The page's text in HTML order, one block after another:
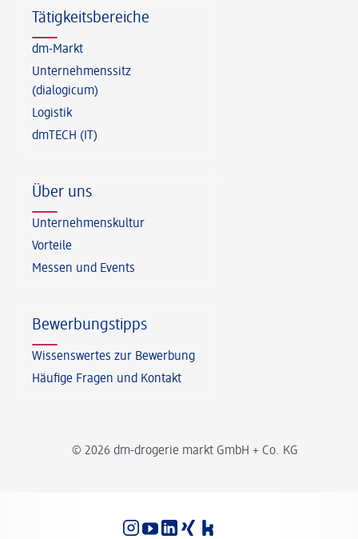
© 2026 dm-drogerie markt GmbH + Co. KG
Tätigkeitsbereiche
dm-Markt
Unternehmenssitz
(dialogicum)
Logistik
dmTECH (IT)
Über uns
Unternehmenskultur
Vorteile
Messen und Events
Bewerbungstipps
Wissenswertes zur Bewerbung
Häufige Fragen und Kontakt